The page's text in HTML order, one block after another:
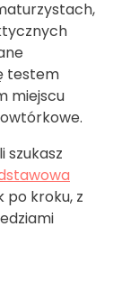
testem
miejscu
szukasz
kroku, z